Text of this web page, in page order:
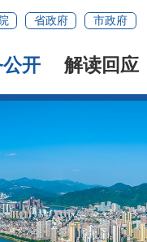
省政府 市政府
开 解读回应